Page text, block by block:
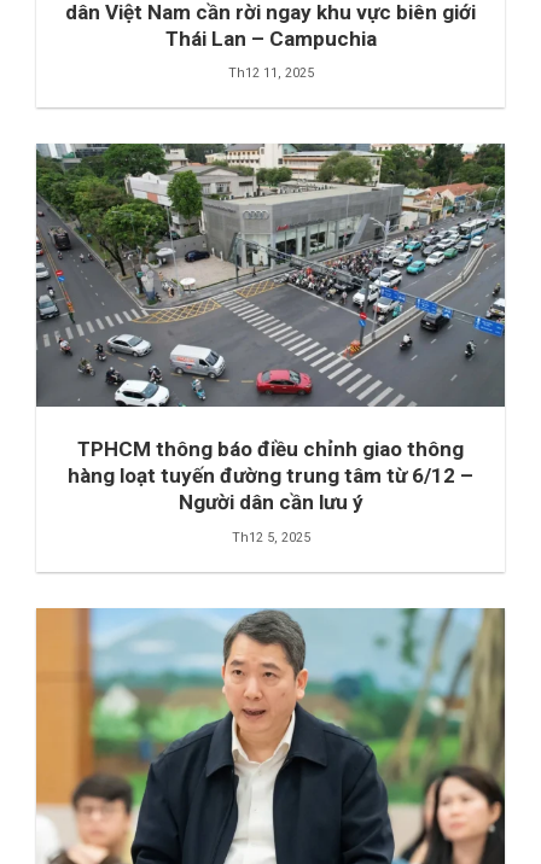
dân Việt Nam cần rời ngay khu vực biên giới
Thái Lan – Campuchia
Th12 11, 2025
TPHCM thông báo điều chỉnh giao thông
hàng loạt tuyến đường trung tâm từ 6/12 –
Người dân cần lưu ý
Th12 5, 2025